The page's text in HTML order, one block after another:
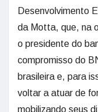
Desenvolvimento
da Motta, que, na
o presidente do
compromisso do
brasileira e, para
voltar a atuar de
mobilizando seus